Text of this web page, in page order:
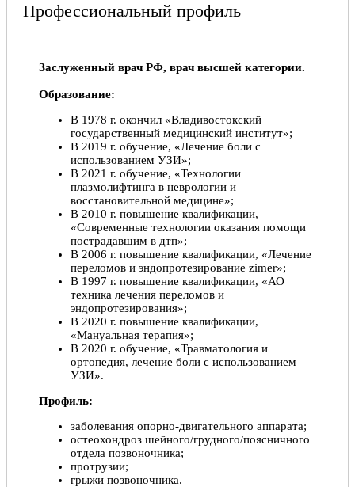
Профессиональный профиль
Заслуженный врач РФ, врач высшей категории.
Образование:
В 1978 г. окончил «Владивостокский
государственный медицинский институт»;
В 2019 г. обучение, «Лечение боли с
использованием УЗИ»;
В 2021 г. обучение, «Технологии
плазмолифтинга в неврологии и
восстановительной медицине»;
В 2010 г. повышение квалификации,
«Современные технологии оказания помощи
пострадавшим в дтп»;
В 2006 г. повышение квалификации, «Лечение
переломов и эндопротезирование zimer»;
В 1997 г. повышение квалификации, «АО
техника лечения переломов и
эндопротезирования»;
В 2020 г. повышение квалификации,
«Мануальная терапия»;
В 2020 г. обучение, «Травматология и
ортопедия, лечение боли с использованием
УЗИ».
Профиль:
заболевания опорно-двигательного аппарата;
остеохондроз шейного/грудного/поясничного
отдела позвоночника;
протрузии;
грыжи позвоночника.